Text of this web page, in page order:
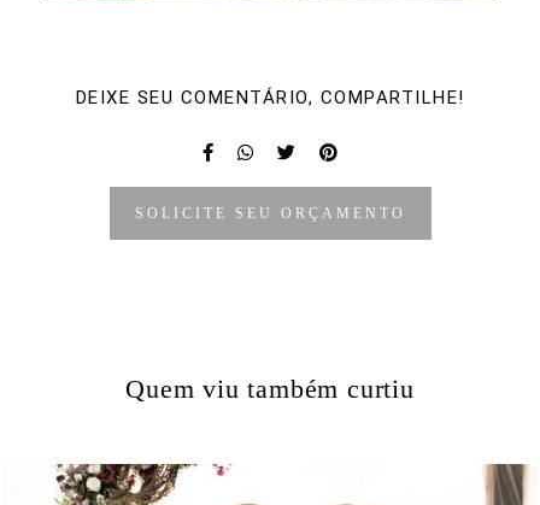
DEIXE SEU COMENTÁRIO, COMPARTILHE!
SOLICITE SEU ORÇAMENTO
Quem viu também curtiu